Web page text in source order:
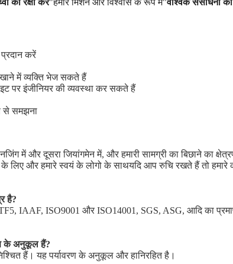
की रक्षा करें"हमारे मिशन और विश्वास के रूप में"वैश्विक संसाधनों
प्रदान करें
में व्यक्ति भेज सकते हैं
पर इंजीनियर की व्यवस्था कर सकते हैं
से समझना
में और दूसरा जियांगमेन में, और हमारी सामग्री का बिछाने का
के लिए और हमारे स्वयं के लोगो के साथयदि आप रुचि रखते हैं तो
है?
IAAF, ISO9001 और ISO14001, SGS, ASG, आदि का
के अनुकूल हैं?
हैं। यह पर्यावरण के अनुकूल और हानिरहित है।